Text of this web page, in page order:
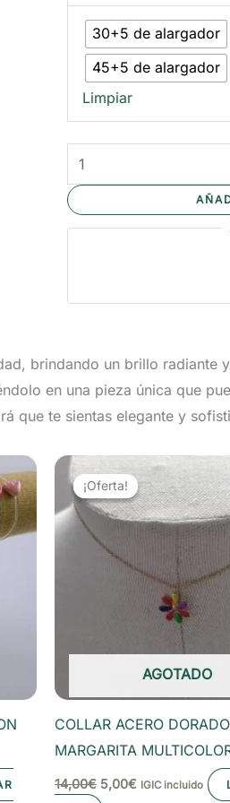
30+5 de alargador
45+5 de alargador
Limpiar
COLLAR
FLOR
DE
LOTO
brindando un brillo radiante
en una pieza única que
que te sientas elegante y
¡Oferta!
AGOTADO
¡Oferta!
COLLAR ACERO
MARGARITA
14,00€ El
precio
5,00€El
precio
IGIC incluido